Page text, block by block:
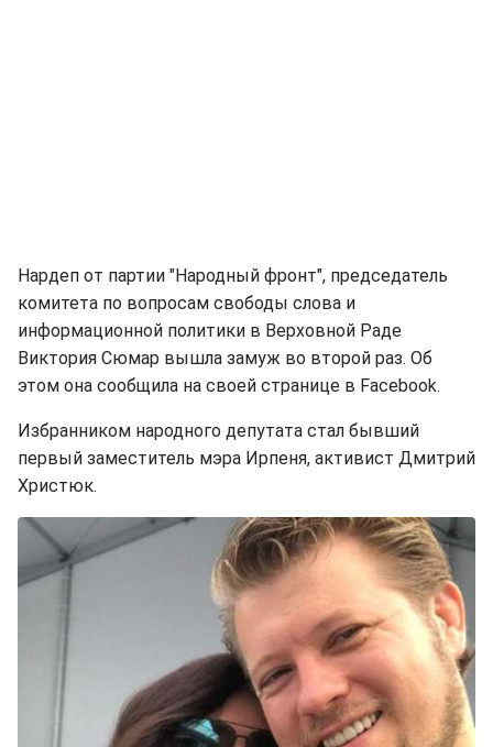
Нардеп от партии "Народный фронт", председатель
комитета по вопросам свободы слова и
информационной политики в Верховной Раде
Виктория Сюмар вышла замуж во второй раз. Об
этом она сообщила на своей странице в Facebook.
Избранником народного депутата стал бывший
первый заместитель мэра Ирпеня, активист Дмитрий
Христюк.